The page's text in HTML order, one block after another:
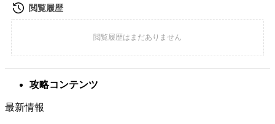
攻略コンテンツ
最新情報